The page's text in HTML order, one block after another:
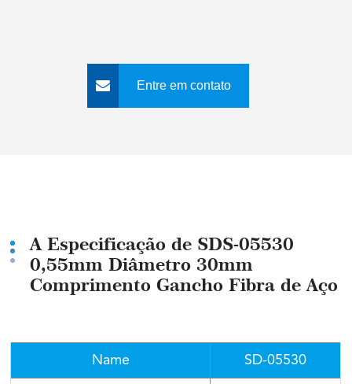
Entre em contato
A Especificação de SDS-05530
0,55mm Diâmetro 30mm
Comprimento Gancho Fibra de Aço
Name SD-05530